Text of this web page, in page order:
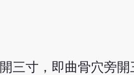
三寸，即曲骨穴旁開